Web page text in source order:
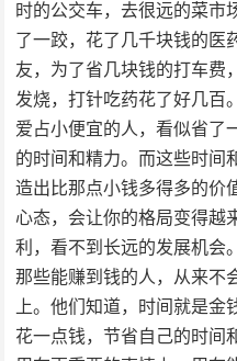
时的公交车，去很远的菜市
了一跤，花了几千块钱的医
友，为了省几块钱的打车费
发烧，打针吃药花了好几百。
爱占小便宜的人，看似省了
的时间和精力。而这些时间
造出比那点小钱多得多的价
心态，会让你的格局变得越
利，看不到长远的发展机会。
那些能赚到钱的人，从来不
上。他们知道，时间就是
花一点钱，节省自己的时间